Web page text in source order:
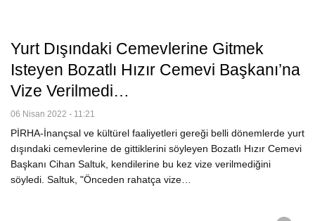
Yurt Dışındaki Cemevlerine Gitmek
Isteyen Bozatlı Hızır Cemevi Başkanı’na
Vize Verilmedi…
06 Nisan 2022 - 11:21
PİRHA-İnançsal ve kültürel faaliyetleri gereği belli dönemlerde yurt
dışındaki cemevlerine de gittiklerini söyleyen Bozatlı Hızır Cemevi
Başkanı Cihan Saltuk, kendilerine bu kez vize verilmediğini
söyledi. Saltuk, "Önceden rahatça vize…